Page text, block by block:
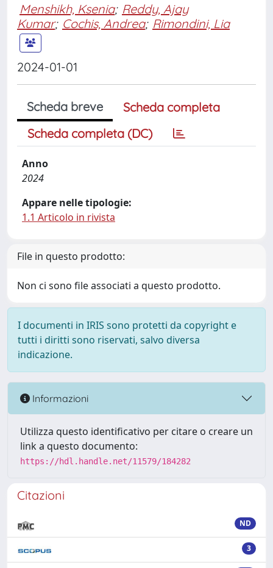
Menshikh, Ksenia; Reddy, Ajay
Kumar; Cochis, Andrea; Rimondini, Lia
2024-01-01
Scheda breve
Scheda completa
Scheda completa (DC)
Anno
2024
Appare nelle tipologie:
1.1 Articolo in rivista
File in questo prodotto:
Non ci sono file associati a questo prodotto.
I documenti in IRIS sono protetti da copyright e
tutti i diritti sono riservati, salvo diversa
indicazione.
Informazioni
Utilizza questo identificativo per citare o creare un
link a questo documento:
https://hdl.handle.net/11579/184282
Citazioni
ND
3